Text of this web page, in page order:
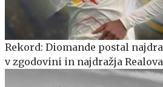
Rekord: Diomande postal
v zgodovini in najdražja